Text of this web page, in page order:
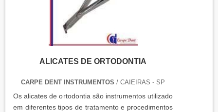
ALICATES DE ORTODONTIA
CARPE DENT INSTRUMENTOS / CAIEIRAS - SP
Os alicates de ortodontia são instrumentos utilizado
em diferentes tipos de tratamento e procedimentos